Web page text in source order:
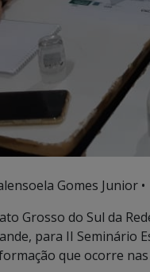
Gomes Junior •
Grosso do Sul da
para II Seminário
que ocorre